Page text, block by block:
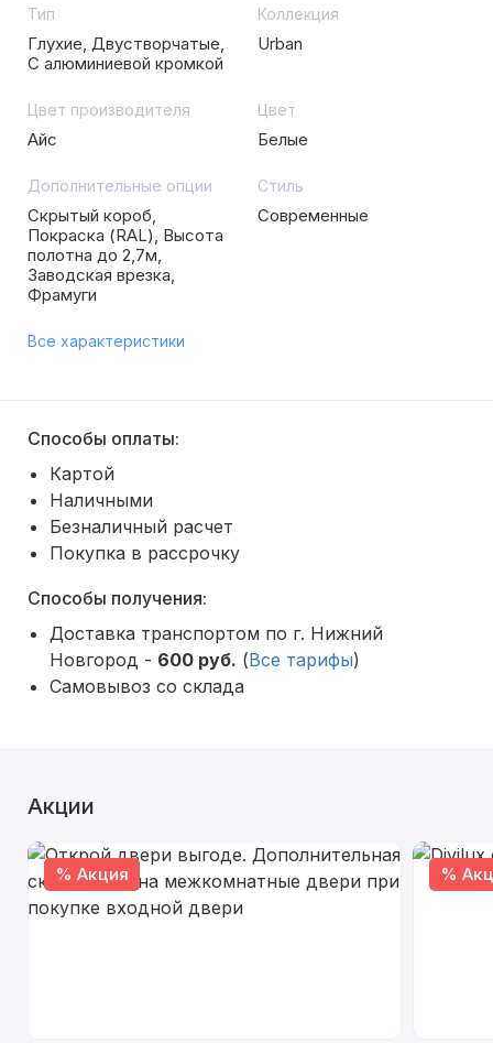
Тип
Глухие, Двустворчатые,
С алюминиевой кромкой
Коллекция
Urban
Цвет производителя
Айс
Цвет
Белые
Дополнительные опции
Скрытый короб,
Покраска (RAL), Высота
полотна до 2,7м,
Заводская врезка,
Фрамуги
Стиль
Современные
Все характеристики
Способы оплаты:
Картой
Наличными
Безналичный расчет
Покупка в рассрочку
Способы получения:
Доставка транспортом по г. Нижний
Новгород - 600 руб. (Все тарифы)
Самовывоз со склада
Акции
% Акция %